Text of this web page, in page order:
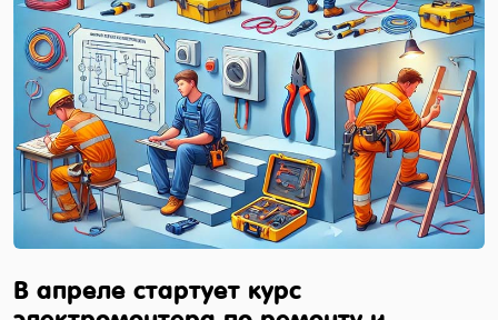
В апреле стартует курс